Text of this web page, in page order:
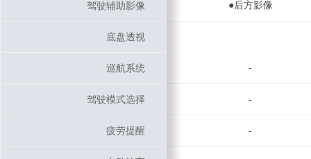
驾驶辅助影像 ●后方影像
底盘透视
巡航系统 -
驾驶模式选择 -
疲劳提醒 -
驾驶辅助影像
底盘透视
巡航系统
驾驶模式选择
疲劳提醒